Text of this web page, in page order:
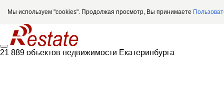
Мы используем "cookies". Продолжая просмотр, Вы принимаете
21 889 объектов недвижимости Екатеринбурга